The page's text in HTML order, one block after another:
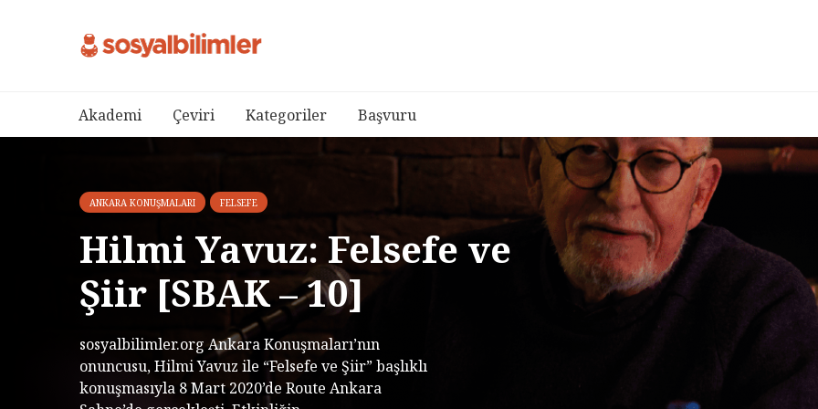
Akademi Çeviri Kategoriler Başvuru
ANKARA KONUŞMALARI FELSEFE
Hilmi Yavuz: Felsefe ve
Şiir [SBAK – 10]
sosyalbilimler.org Ankara Konuşmaları’nın
onuncusu, Hilmi Yavuz ile “Felsefe ve Şiir” başlıklı
konuşmasıyla 8 Mart 2020’de Route Ankara